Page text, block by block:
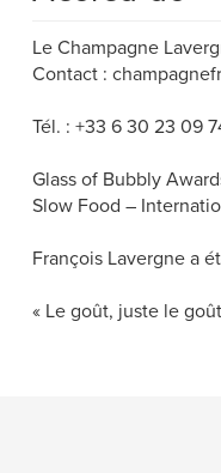
Le Champagne
Contact :
Tél. : +33 6 30 23 09
Glass of Bubbly
Slow Food –
François Lavergne a
« Le goût, juste le